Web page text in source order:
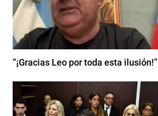
“¡Gracias Leo por toda esta ilusión!”